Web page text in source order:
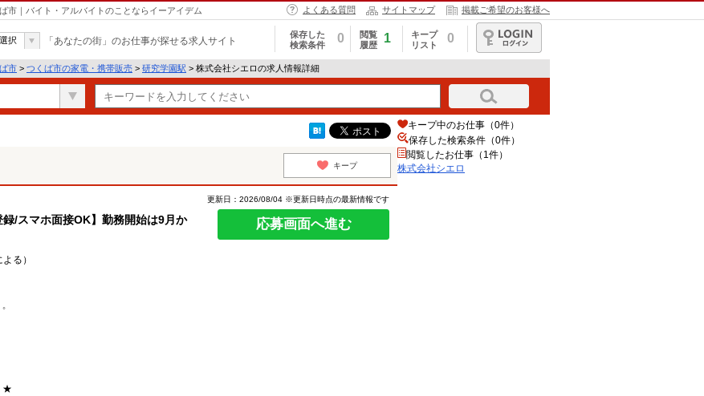
市｜バイト・アルバイトのことならイーアイデム よくある質問 サイトマップ 掲載ご希望のお客様へ
択 「あなたの街」のお仕事が探せる求人サイト
保存した
検索条件
0
閲覧
履歴
1
キープ
リスト
0
ログイン
市 > つくば市の家電・携帯販売 > 研究学園駅 > 株式会社シエロの求人情報詳細
キープ
/スマホ面接OK】勤務開始は9月か
更新日：2026/08/04 ※更新日時点の最新情報です
応募画面へ進む
る）
★
キープ中のお仕事（0件）
保存した検索条件（0件）
閲覧したお仕事（1件）
株式会社シエロ